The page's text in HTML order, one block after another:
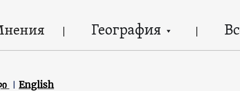
География
English